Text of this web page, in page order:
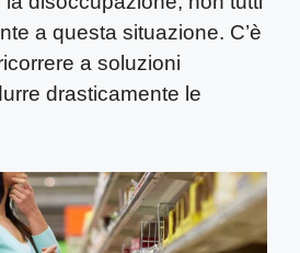
a questa situazione. C’è
a soluzioni
drasticamente le